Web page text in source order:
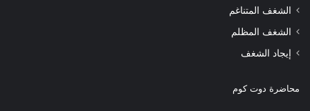
الشغف المتناغم
الشغف المظلم
إيجاد الشغف
محاضرة دوت كوم